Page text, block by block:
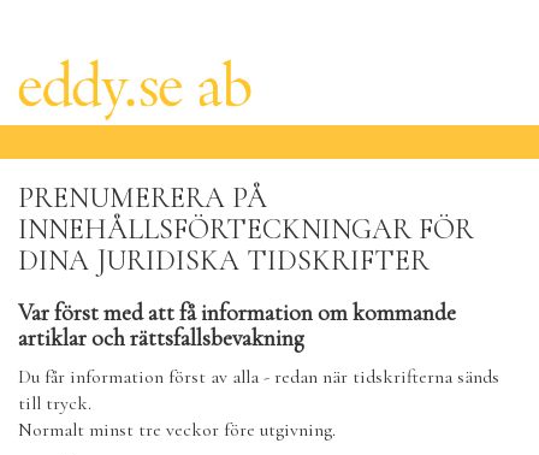
PRENUMERERA PÅ
INNEHÅLLSFÖRTECKNINGAR FÖR
DINA JURIDISKA TIDSKRIFTER
Var först med att få information om kommande
artiklar och rättsfallsbevakning
Du får information först av alla - redan när tidskrifterna sänds
till tryck.
Normalt minst tre veckor före utgivning.